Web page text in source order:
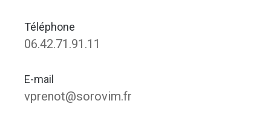
Téléphone
06.42.71.91.11
E-mail
vprenot@sorovim.fr